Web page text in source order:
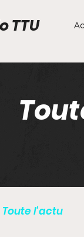
TTU
Toute l'actu